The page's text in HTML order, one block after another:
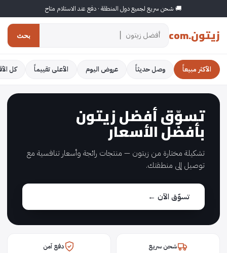
🚚 شحن سريع لجميع دول المنطقة · دفع عند الاستلام متاح
زيتون.com بحث
الأكثر مبيعاً وصل حديثاً عروض اليوم الأعلى تقييماً كل
تسوّق أفضل زيتون
بأفضل الأسعار
تشكيلة مختارة من زيتون — منتجات رائجة وأسعار تنافسية مع
توصيل إلى منطقتك.
تسوّق الآن ←
شحن سريع دفع آمن